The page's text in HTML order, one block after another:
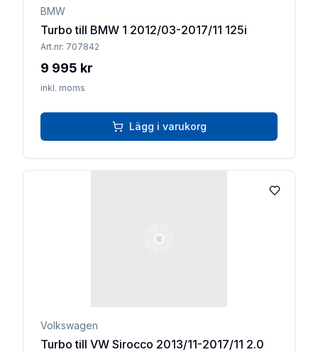
BMW
Turbo till BMW 1 2012/03-2017/11 125i
Art.nr: 707842
9 995 kr
inkl. moms
Lägg i varukorg
Lägg till
Volkswagen
Turbo till VW Sirocco 2013/11-2017/11 2.0